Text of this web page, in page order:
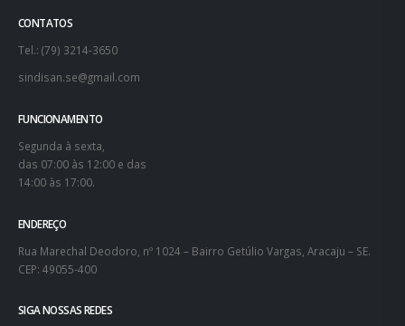
CONTATOS
Tel.: (79) 3214-3650
sindisan.se@gmail.com
FUNCIONAMENTO
Segunda à sexta,
das 07:00 às 12:00 e das
14:00 às 17:00.
ENDEREÇO
Rua Marechal Deodoro, nº 1024 – Bairro Getúlio Vargas, Aracaju – SE.
CEP: 49055-400
SIGA NOSSAS REDES